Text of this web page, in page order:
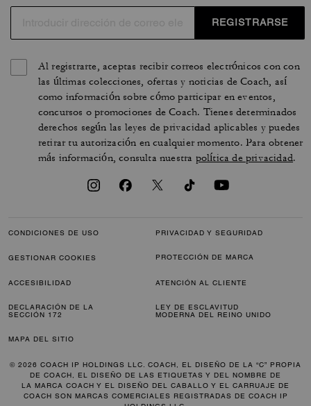
REGISTRARSE
Al registrarte, aceptas recibir correos electrónicos con con
las últimas colecciones, ofertas y noticias de Coach, así
como información sobre cómo participar en eventos,
concursos o promociones de Coach. Tienes determinados
derechos según las leyes de privacidad aplicables y puedes
retirar tu autorización en cualquier momento. Para obtener
más información, consulta nuestra política de privacidad.
CONDICIONES DE USO PRIVACIDAD Y SEGURIDAD
GESTIONAR COOKIES PROTECCIÓN DE MARCA
ACCESIBILIDAD ATENCIÓN AL CLIENTE
DECLARACIÓN DE LA
SECCIÓN 172
LEY DE ESCLAVITUD
MODERNA DEL REINO UNIDO
MAPA DEL SITIO
© 2026 COACH IP HOLDINGS LLC. COACH, EL DISEÑO DE LA “C” PROPIA
DE COACH, EL DISEÑO DE LAS ETIQUETAS Y DEL NOMBRE DE
LA MARCA COACH Y EL DISEÑO DEL CABALLO Y EL CARRUAJE DE
COACH SON MARCAS COMERCIALES REGISTRADAS DE COACH IP